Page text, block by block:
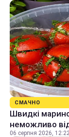
СМАЧНО
Швидкі
неможливо
06 серпня 2026,